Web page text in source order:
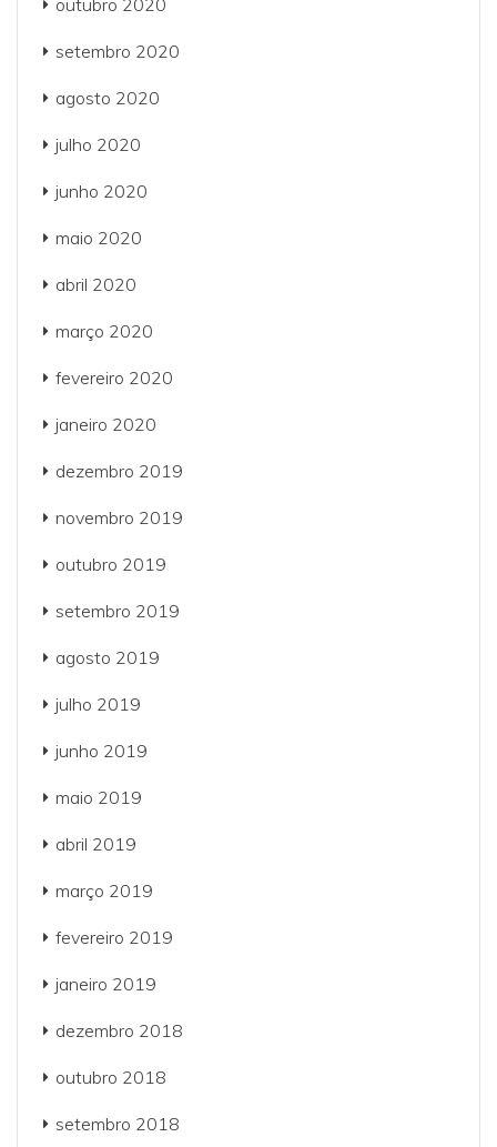
outubro 2020
setembro 2020
agosto 2020
julho 2020
junho 2020
maio 2020
abril 2020
março 2020
fevereiro 2020
janeiro 2020
dezembro 2019
novembro 2019
outubro 2019
setembro 2019
agosto 2019
julho 2019
junho 2019
maio 2019
abril 2019
março 2019
fevereiro 2019
janeiro 2019
dezembro 2018
outubro 2018
setembro 2018